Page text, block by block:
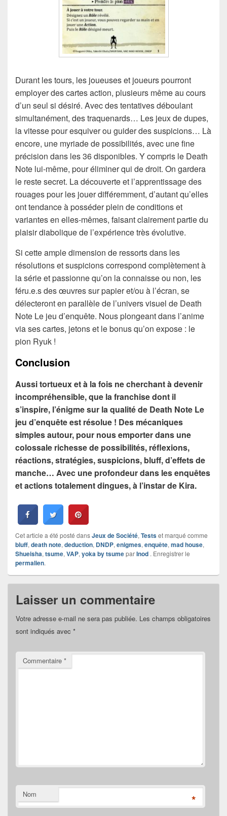
Durant les tours, les joueuses et joueurs pourront
employer des cartes action, plusieurs même au cours
d’un seul si désiré. Avec des tentatives déboulant
simultanément, des traquenards… Les jeux de dupes,
la vitesse pour esquiver ou guider des suspicions… Là
encore, une myriade de possibilités, avec une fine
précision dans les 36 disponibles. Y compris le Death
Note lui-même, pour éliminer qui de droit. On gardera
le reste secret. La découverte et l’apprentissage des
rouages pour les jouer différemment, d’autant qu’elles
ont tendance à posséder plein de conditions et
variantes en elles-mêmes, faisant clairement partie du
plaisir diabolique de l’expérience très évolutive.
Si cette ample dimension de ressorts dans les
résolutions et suspicions correspond complètement à
la série et passionne qu’on la connaisse ou non, les
féru.e.s des œuvres sur papier et/ou à l’écran, se
délecteront en parallèle de l’univers visuel de Death
Note Le jeu d’enquête. Nous plongeant dans l’anime
via ses cartes, jetons et le bonus qu’on expose : le
pion Ryuk !
Conclusion
Aussi tortueux et à la fois ne cherchant à devenir
incompréhensible, que la franchise dont il
s’inspire, l’énigme sur la qualité de Death Note Le
jeu d’enquête est résolue ! Des mécaniques
simples autour, pour nous emporter dans une
colossale richesse de possibilités, réflexions,
réactions, stratégies, suspicions, bluff, d’effets de
manche… Avec une profondeur dans les enquêtes
et actions totalement dingues, à l’instar de Kira.
Cet article a été posté dansJeux de Société, Testset marqué comme
bluff, death note, deduction, DNDP, enigmes, enquête, mad house,
Shueisha, tsume, VAP, yoka by tsumeparInod . Enregistrer le
permalien.
Laisser un commentaire
Votre adresse e-mail ne sera pas publiée. Les champs obligatoires
sont indiqués avec *
Commentaire *
Nom *